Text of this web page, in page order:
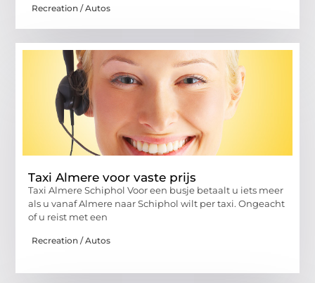
Recreation / Autos
Taxi Almere voor vaste prijs
Taxi Almere Schiphol Voor een busje betaalt u iets meer
als u vanaf Almere naar Schiphol wilt per taxi. Ongeacht
of u reist met een
Recreation / Autos